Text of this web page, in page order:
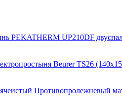
PEKATHERM UP210DF
Beurer TS26
Противопролежневый